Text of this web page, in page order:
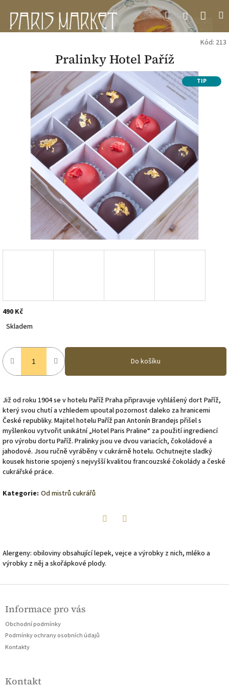
obsah
HledatPřihlášení
Kód: 213
Pralinky Hotel Paříž
TIP
490 Kč
Měrná
cena:
Skladem
Do košíku
Již od roku 1904 se v hotelu Paříž Praha připravuje vyhlášený dort Paříž,
který svou chutí a vzhledem upoutal pozornost daleko za hranicemi
České republiky. Majitel hotelu Paříž pan Antonín Brandejs přišel s
myšlenkou vytvořit unikátní „Hotel Paris Praline“ za použití ingrediencí
pro výrobu dortu Paříž. Pralinky jsou ve dvou variacích, čokoládové a
jahodové. Jsou ručně vyráběny v cukrárně hotelu. Ochutnejte sladký
kousek historie spojený s nejvyšší kvalitou francouzské čokolády a české
cukrářské práce.
Kategorie: Od mistrů cukrářů
Alergeny: obiloviny obsahující lepek, vejce a výrobky z nich, mléko a
výrobky z něj a skořápkové plody.
Z
pInformace pro vás
Obchodní podmínky
Podmínky ochrany osobních údajů
Kontakty
Kontakt